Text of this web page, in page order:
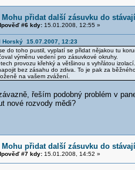
Mohu přidat další zásuvku do
#6 kdy:15.01.2008, 12:55 »
Horský 15.07.2007, 12:23
do toho pustil, vyplatí se přidat nějakou tu
výměnu vedení pro zásuvkové okruhy.
provozu křehký a většinou s vyhřátou
bez zásahu do zdiva. To je pak za
na vašem zvážení.
řeším podobný problém v
nové rozvody mědi?
Mohu přidat další zásuvku do
#7 kdy:15.01.2008, 14:52 »